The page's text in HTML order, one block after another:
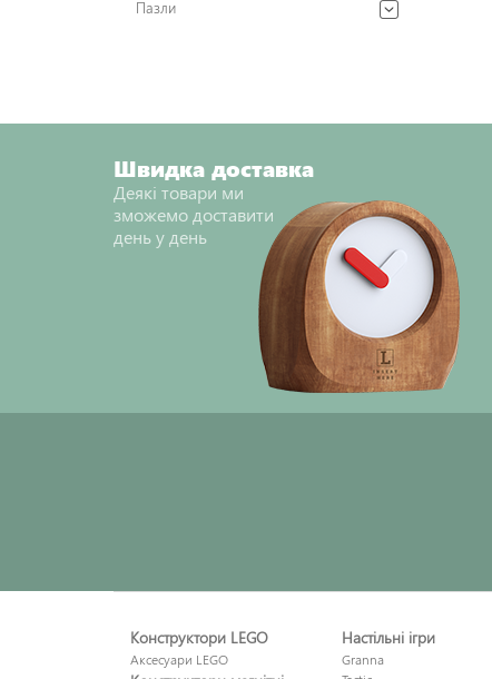
Пазли
Швидка доставка
Деякі товари ми
зможемо доставити
день у день
Конструктори LEGO
Аксесуари LEGO
Настільні ігри
Granna